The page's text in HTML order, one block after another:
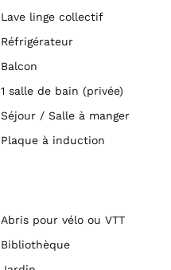
Lave linge collectif
Réfrigérateur
Balcon
1 salle de bain (privée)
Séjour / Salle à manger
Plaque à induction
Abris pour vélo ou VTT
Bibliothèque